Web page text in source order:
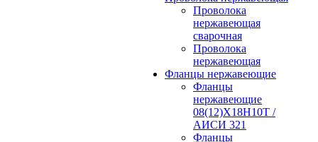
Проволока
нержавеющая
сварочная
Проволока
нержавеющая
Фланцы нержавеющие
Фланцы
нержавеющие
08(12)Х18Н10Т /
АИСИ 321
Фланцы